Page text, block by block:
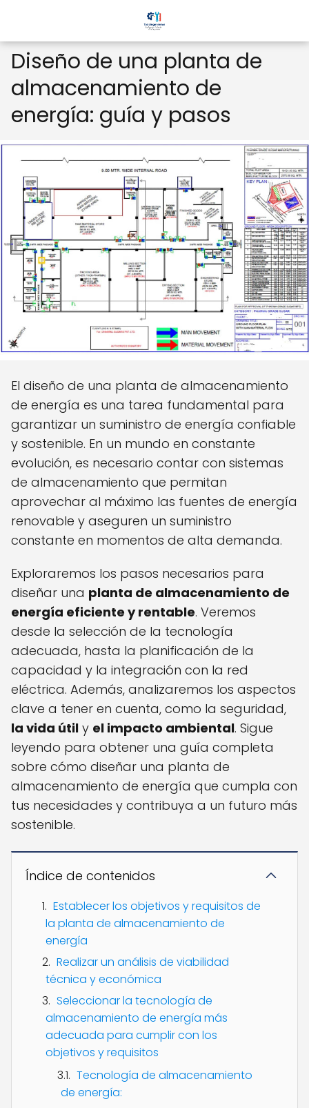
Diseño de una planta de
almacenamiento de
energía: guía y pasos
El diseño de una planta de almacenamiento
de energía es una tarea fundamental para
garantizar un suministro de energía confiable
y sostenible. En un mundo en constante
evolución, es necesario contar con sistemas
de almacenamiento que permitan
aprovechar al máximo las fuentes de energía
renovable y aseguren un suministro
constante en momentos de alta demanda.
Exploraremos los pasos necesarios para
diseñar una planta de almacenamiento de
energía eficiente y rentable. Veremos
desde la selección de la tecnología
adecuada, hasta la planificación de la
capacidad y la integración con la red
eléctrica. Además, analizaremos los aspectos
clave a tener en cuenta, como la seguridad,
la vida útil y el impacto ambiental. Sigue
leyendo para obtener una guía completa
sobre cómo diseñar una planta de
almacenamiento de energía que cumpla con
tus necesidades y contribuya a un futuro más
sostenible.
Índice de contenidos
Establecer los objetivos y requisitos de
la planta de almacenamiento de
energía
Realizar un análisis de viabilidad
técnica y económica
Seleccionar la tecnología de
almacenamiento de energía más
adecuada para cumplir con los
objetivos y requisitos
Tecnología de almacenamiento
de energía: